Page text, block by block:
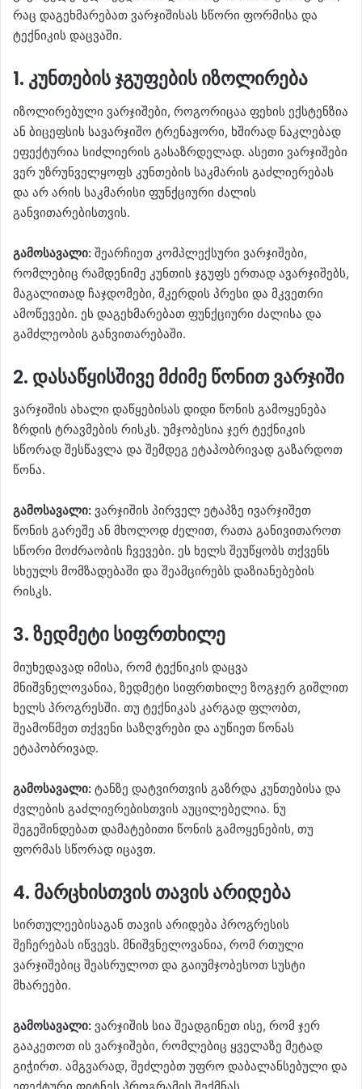
რაც დაგეხმარებათ ვარჯიშისას სწორი ფორმისა და
ტექნიკის დაცვაში.
1. კუნთების ჯგუფების იზოლირება
იზოლირებული ვარჯიშები, როგორიცაა ფეხის ექსტენზია
ან ბიცეფსის სავარჯიშო ტრენაჟორი, ხშირად ნაკლებად
ეფექტურია სიძლიერის გასაზრდელად. ასეთი ვარჯიშები
ვერ უზრუნველყოფს კუნთების საკმარის გაძლიერებას
და არ არის საკმარისი ფუნქციური ძალის
განვითარებისთვის.
გამოსავალი: შეარჩიეთ კომპლექსური ვარჯიშები,
რომლებიც რამდენიმე კუნთის ჯგუფს ერთად ავარჯიშებს,
მაგალითად ჩაჯდომები, მკერდის პრესი და მკვეთრი
ამოწევები. ეს დაგეხმარებათ ფუნქციური ძალისა და
გამძლეობის განვითარებაში.
2. დასაწყისშივე მძიმე წონით ვარჯიში
ვარჯიშის ახალი დაწყებისას დიდი წონის გამოყენება
ზრდის ტრავმების რისკს. უმჯობესია ჯერ ტექნიკის
სწორად შესწავლა და შემდეგ ეტაპობრივად გაზარდოთ
წონა.
გამოსავალი: ვარჯიშის პირველ ეტაპზე ივარჯიშეთ
წონის გარეშე ან მხოლოდ ძელით, რათა განივითაროთ
სწორი მოძრაობის ჩვევები. ეს ხელს შეუწყობს თქვენს
სხეულს მომზადებაში და შეამცირებს დაზიანებების
რისკს.
3. ზედმეტი სიფრთხილე
მიუხედავად იმისა, რომ ტექნიკის დაცვა
მნიშვნელოვანია, ზედმეტი სიფრთხილე ზოგჯერ გიშლით
ხელს პროგრესში. თუ ტექნიკას კარგად ფლობთ,
შეამოწმეთ თქვენი საზღვრები და აუწიეთ წონას
ეტაპობრივად.
გამოსავალი: ტანზე დატვირთვის გაზრდა კუნთებისა და
ძვლების გაძლიერებისთვის აუცილებელია. ნუ
შეგეშინდებათ დამატებითი წონის გამოყენების, თუ
ფორმას სწორად იცავთ.
4. მარცხისთვის თავის არიდება
სირთულეებისაგან თავის არიდება პროგრესის
შეჩერებას იწვევს. მნიშვნელოვანია, რომ რთული
ვარჯიშებიც შეასრულოთ და გაიუმჯობესოთ სუსტი
მხარეები.
გამოსავალი: ვარჯიშის სია შეადგინეთ ისე, რომ ჯერ
გააკეთოთ ის ვარჯიშები, რომლებიც ყველაზე მეტად
გიჭირთ. ამგვარად, შეძლებთ უფრო დაბალანსებული და